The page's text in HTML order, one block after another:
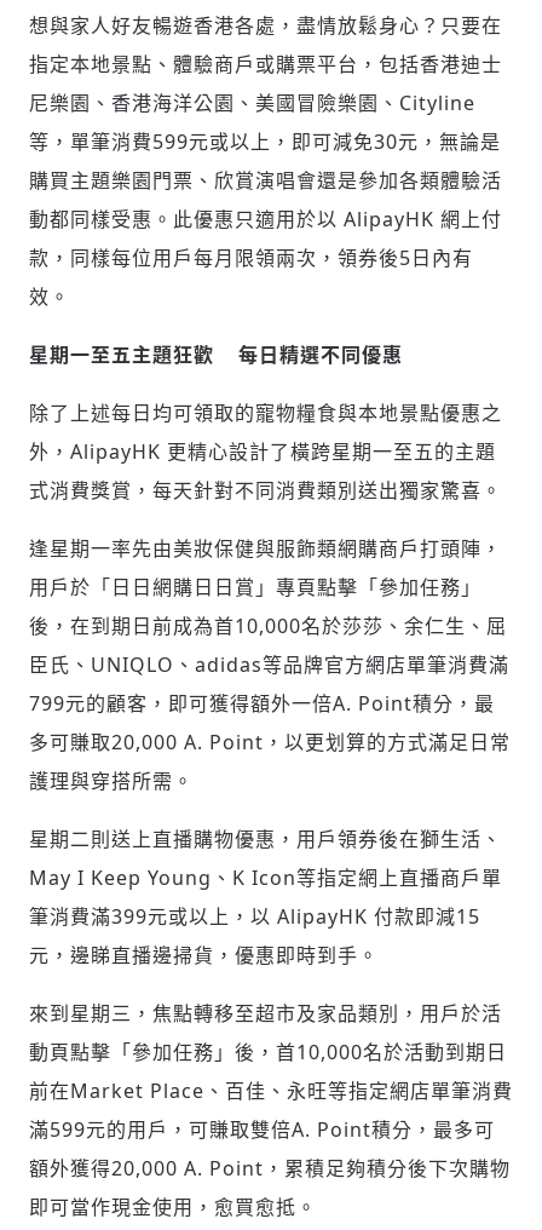
想與家人好友暢遊香港各處，盡情放鬆身心？只要在
指定本地景點、體驗商戶或購票平台，包括香港迪士
尼樂園、香港海洋公園、美國冒險樂園、Cityline
等，單筆消費599元或以上，即可減免30元，無論是
購買主題樂園門票、欣賞演唱會還是參加各類體驗活
動都同樣受惠。此優惠只適用於以 AlipayHK 網上付
款，同樣每位用戶每月限領兩次，領券後5日內有
效。
星期一至五主題狂歡 每日精選不同優惠
除了上述每日均可領取的寵物糧食與本地景點優惠之
外，AlipayHK 更精心設計了橫跨星期一至五的主題
式消費獎賞，每天針對不同消費類別送出獨家驚喜。
逢星期一率先由美妝保健與服飾類網購商戶打頭陣，
用戶於「日日網購日日賞」專頁點擊「參加任務」
後，在到期日前成為首10,000名於莎莎、余仁生、屈
臣氏、UNIQLO、adidas等品牌官方網店單筆消費滿
799元的顧客，即可獲得額外一倍A. Point積分，最
多可賺取20,000 A. Point，以更划算的方式滿足日常
護理與穿搭所需。
星期二則送上直播購物優惠，用戶領券後在獅生活、
May I Keep Young、K Icon等指定網上直播商戶單
筆消費滿399元或以上，以 AlipayHK 付款即減15
元，邊睇直播邊掃貨，優惠即時到手。
來到星期三，焦點轉移至超市及家品類別，用戶於活
動頁點擊「參加任務」後，首10,000名於活動到期日
前在Market Place、百佳、永旺等指定網店單筆消費
滿599元的用戶，可賺取雙倍A. Point積分，最多可
額外獲得20,000 A. Point，累積足夠積分後下次購物
即可當作現金使用，愈買愈抵。